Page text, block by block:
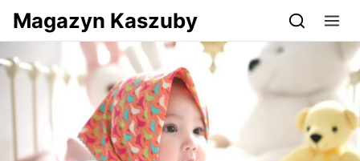
Przejdź do serwisu magazynkaszuby.pl
Magazyn Kaszuby